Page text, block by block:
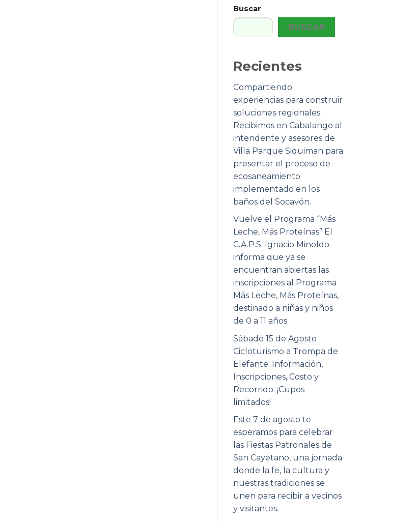
Buscar
BUSCAR
Recientes
Compartiendo
experiencias para construir
soluciones regionales.
Recibimos en Cabalango al
intendente y asesores de
Villa Parque Siquiman para
presentar el proceso de
ecosaneamiento
implementado en los
baños del Socavón.
Vuelve el Programa “Más
Leche, Más Proteínas” El
C.A.P.S. Ignacio Minoldo
informa que ya se
encuentran abiertas las
inscripciones al Programa
Más Leche, Más Proteínas,
destinado a niñas y niños
de 0 a 11 años.
Sábado 15 de Agosto
Cicloturismo a Trompa de
Elefante: Información,
Inscripciones, Costo y
Recorrido. ¡Cupos
limitados!
Este 7 de agosto te
esperamos para celebrar
las Fiestas Patronales de
San Cayetano, una jornada
donde la fe, la cultura y
nuestras tradiciones se
unen para recibir a vecinos
y visitantes.